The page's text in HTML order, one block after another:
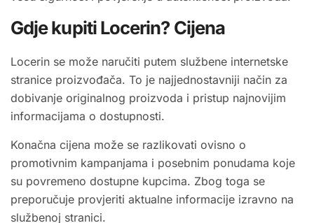
Gdje kupiti Locerin? Cijena
Locerin se može naručiti putem službene internetske
stranice proizvođača. To je najjednostavniji način za
dobivanje originalnog proizvoda i pristup najnovijim
informacijama o dostupnosti.
Konačna cijena može se razlikovati ovisno o
promotivnim kampanjama i posebnim ponudama koje
su povremeno dostupne kupcima. Zbog toga se
preporučuje provjeriti aktualne informacije izravno na
službenoj stranici.